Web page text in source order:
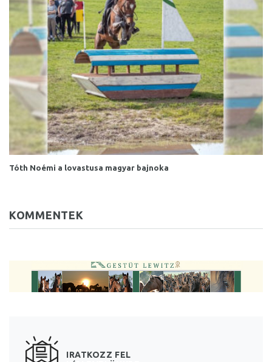
Tóth Noémi a lovastusa magyar bajnoka
KOMMENTEK
IRATKOZZ FEL